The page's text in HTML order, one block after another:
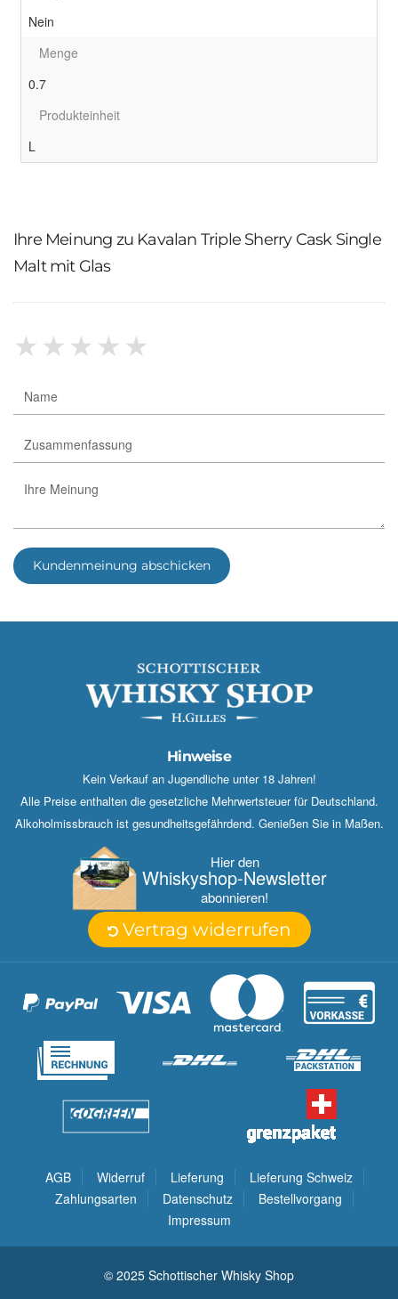
Nein
Menge
0.7
Produkteinheit
L
Ihre Meinung zu Kavalan Triple Sherry Cask Single
Malt mit Glas
★★★★★
Kundenmeinung abschicken
Hinweise
Kein Verkauf an Jugendliche unter 18 Jahren!
Alle Preise enthalten die gesetzliche Mehrwertsteuer für Deutschland.
Alkoholmissbrauch ist gesundheitsgefährdend. Genießen Sie in Maßen.
Hier den
Whisky­shop-Newsletter
abonnieren!
Vertrag widerrufen
AGB Widerruf Lieferung
Lieferung Schweiz
Zahlungsarten
Datenschutz
Bestellvorgang
Impressum
© 2025 Schottischer Whisky Shop